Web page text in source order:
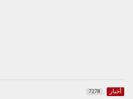
أخبار 7278